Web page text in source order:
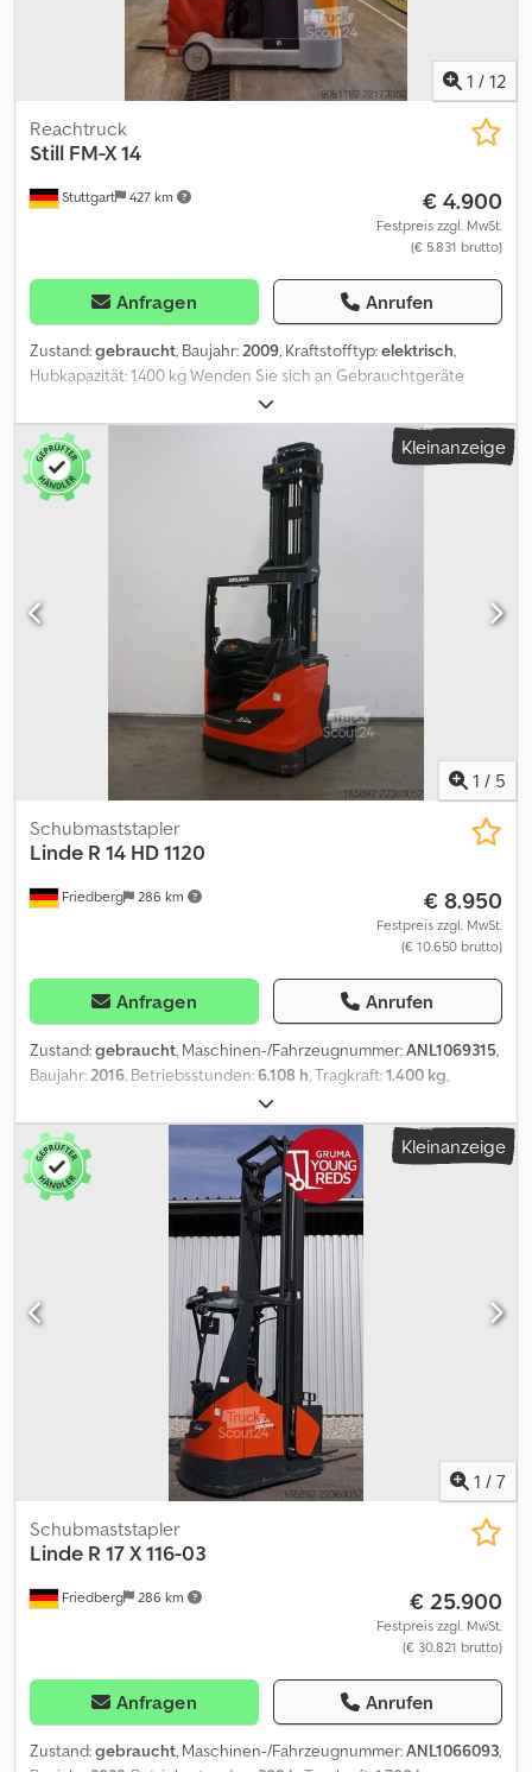
1 / 12
Stuttgart 427 km
Reachtruck
Still FM-X 14
€ 4.900
Festpreis zzgl. MwSt.
(€ 5.831 brutto)
Anfragen Anrufen
Zustand:gebraucht, Baujahr:2009, Kraftstofftyp:elektrisch,
Hubkapazität: 1.400 kg Wenden Sie sich an Gebrauchtgeräte
Center, um weitere Informationen zu erhalten. Crsdezfzzkspfx Ag
Hsf DE01
Kleinanzeige
1 / 5
Friedberg 286 km
Schubmaststapler
Linde R 14 HD 1120
€ 8.950
Festpreis zzgl. MwSt.
(€ 10.650 brutto)
Anfragen Anrufen
Zustand:gebraucht, Maschinen-/Fahrzeugnummer:ANL1069315,
Baujahr:2016, Betriebsstunden:6.108 h, Tragkraft:1.400 kg,
2.650 mm
mm, Masttyp:Triplex, Batteriekapazität:620 Ah, Batteriespannung:
48 V, Gabelträgerbreite:720 mm, Gabellänge:1.150 mm,
Leergewicht:
, Gesamthöhe:3.780 mm
1.325 mm
, Gesamtbreite:1.270 mm, Kraftstoff:Strom
auf Batterie - Fahrzeugstecker REMA 160A - seitlicher
Batteriewechsel mit Rollen - Spannungswandler - Fahrzeug:
Einfachzusatzhydraulik - Mast: Einfachzusatzhydraulik -
Seitenschieber, integriert - Stahlrahmen + Dachscheibe -
Panzerglasdach - 2 x LED Arbeitsscheinwerfer vorne - 180°-
Lenkung - Zugangskontrolle: LFM-RFID - Fahrersitz luftgefedert
(Stoffbezug) - Doppelpedal - Zentralhebel- und Kreuzhebel-
Bedienung - Spannungsversorgung für externe Geräte 24 V -
Hubhöhenanzeige Credpfezmn Uysx Ag Hof - 5,5 km/h bei GZ 250
mm über Freihub - LSP 0.6 Ref: ANL1069315
Kleinanzeige
1 / 7
Friedberg 286 km
Schubmaststapler
Linde R 17 X 116-03
€ 25.900
Festpreis zzgl. MwSt.
(€ 30.821 brutto)
Anfragen Anrufen
Zustand:gebraucht, Maschinen-/Fahrzeugnummer:ANL1066093,